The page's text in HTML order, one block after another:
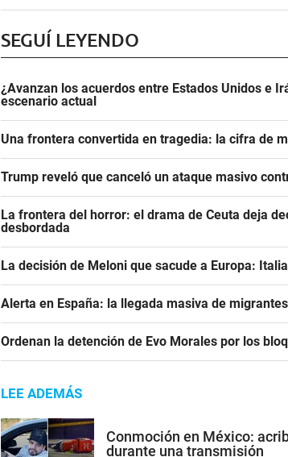
SEGUÍ LEYENDO
¿Avanzan los acuerdos entre Estados Unidos e
escenario actual
Una frontera convertida en tragedia: la cifra de
Trump reveló que canceló un ataque masivo
La frontera del horror: el drama de Ceuta deja
desbordada
La decisión de Meloni que sacude a Europa:
Alerta en España: la llegada masiva de
Ordenan la detención de Evo Morales por los
LEE ADEMÁS
Conmoción en México:
durante una transmisión